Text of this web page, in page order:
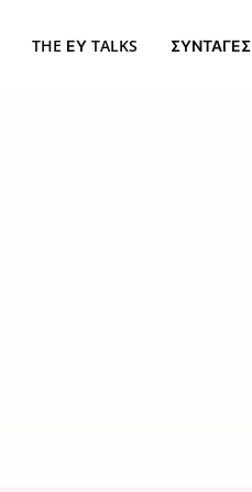
THE ΕΥ TALKS ΣΥΝΤΑΓΈΣ